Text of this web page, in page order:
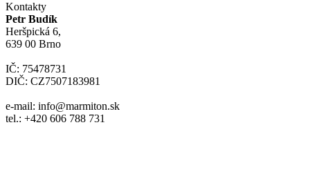
Kontakty
Petr Budík
Heršpická 6,
639 00 Brno
IČ: 75478731
DIČ: CZ7507183981
e-mail: info@marmiton.sk
tel.: +420 606 788 731